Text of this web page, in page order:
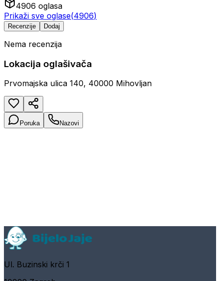
4906 oglasa
Prikaži sve oglase(4906)
Recenzije Dodaj
Nema recenzija
Lokacija oglašivača
Prvomajska ulica 140, 40000 Mihovljan
Poruka Nazovi
Ul. Buzinski krči 1